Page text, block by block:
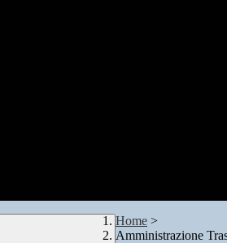
Home >
Amministrazione